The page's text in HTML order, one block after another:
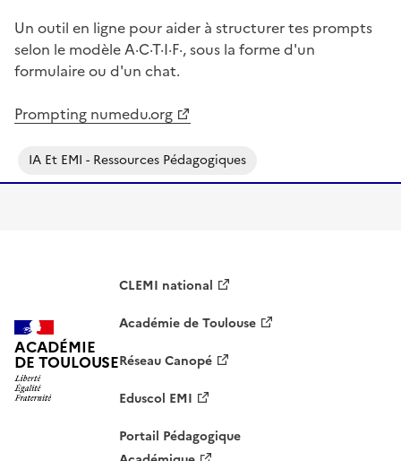
Un outil en ligne pour aider à structurer tes prompts
selon le modèle A·C·T·I·F·, sous la forme d'un
formulaire ou d'un chat.
Prompting numedu.org
IA Et EMI - Ressources Pédagogiques
ACADÉMIE
DE TOULOUSE
CLEMI national
Académie de Toulouse
Réseau Canopé
Eduscol EMI
Portail Pédagogique